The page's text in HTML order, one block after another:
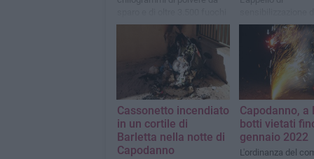
d’artificio
Rita Distaso
Barletta: “Ci sono
modi per
Capodanno.
usate la testa,
non valgono una
Cassonetto incendiato
in un cortile di
Barletta nella notte di
Capodanno
Capodanno, a
botti vietati
gennaio 2022
L'ordinanza del